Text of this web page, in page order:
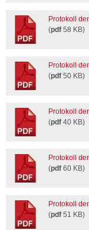
Protokoll
(pdf 58 KB)
Protokoll
(pdf 50 KB)
Protokoll
(pdf 40 KB)
Protokoll
(pdf 60 KB)
Protokoll
(pdf 51 KB)